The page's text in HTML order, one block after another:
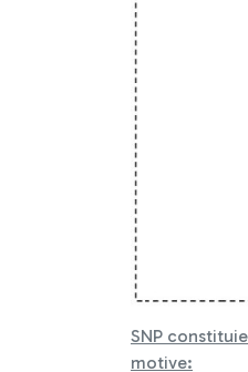
SNP
motive: